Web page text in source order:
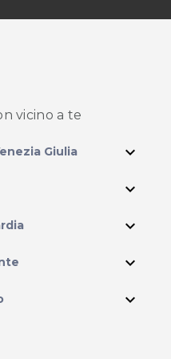
vicino a te
Giulia expand_more
expand_more
expand_more
expand_more
expand_more